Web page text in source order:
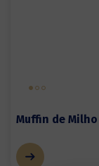
Muffin de